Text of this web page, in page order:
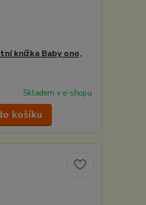
knížka Baby ono,
Skladem v e-shopu
košíku